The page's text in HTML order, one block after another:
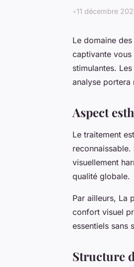
•11 décembre
Le domaine
captivante vous
stimulantes.
analyse portera
Aspect
Le traitement
visuellement
qualité globale.
Par ailleurs, La
confort visuel
essentiels sans
Structure